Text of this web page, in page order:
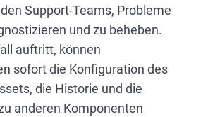
Support-Teams, Probleme
und zu beheben.
auftritt, können
sofort die Konfiguration des
die Historie und die
anderen Komponenten